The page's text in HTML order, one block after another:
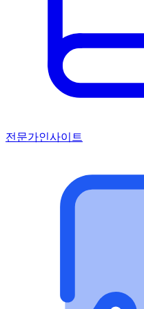
전문가인사이트